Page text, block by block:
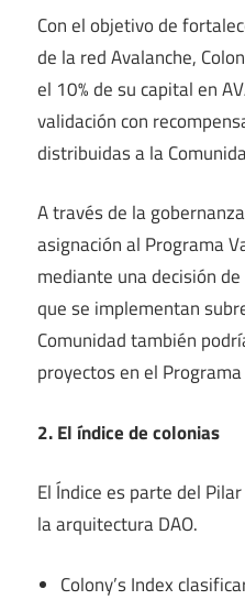
Con el objetivo de
de la red Avalanche,
el 10% de su capital en
validación con
distribuidas a la
A través de la
asignación al Programa
mediante una decisión
que se implementan
Comunidad también
proyectos en el
2. El índice de colonias
El Índice es parte del
la arquitectura DAO.
Colony’s Index